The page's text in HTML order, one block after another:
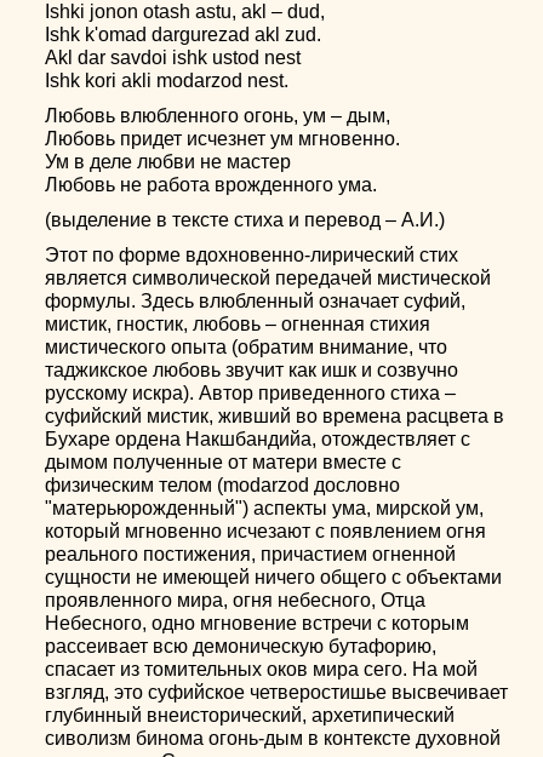
Ishki jonon otash astu, akl – dud,
Ishk k'omad dargurezad akl zud.
Akl dar savdoi ishk ustod nest
Ishk kori akli modarzod nest.
Любовь влюбленного огонь, ум – дым,
Любовь придет исчезнет ум мгновенно.
Ум в деле любви не мастер
Любовь не работа врожденного ума.
(выделение в тексте стиха и перевод – А.И.)
Этот по форме вдохновенно-лирический стих
является символической передачей мистической
формулы. Здесь влюбленный означает суфий,
мистик, гностик, любовь – огненная стихия
мистического опыта (обратим внимание, что
таджикское любовь звучит как ишк и созвучно
русскому искра). Автор приведенного стиха –
суфийский мистик, живший во времена расцвета в
Бухаре ордена Накшбандийа, отождествляет с
дымом полученные от матери вместе с
физическим телом (modarzod дословно
"матерьюрожденный") аспекты ума, мирской ум,
который мгновенно исчезают с появлением огня
реального постижения, причастием огненной
сущности не имеющей ничего общего с объектами
проявленного мира, огня небесного, Отца
Небесного, одно мгновение встречи с которым
рассеивает всю демоническую бутафорию,
спасает из томительных оков мира сего. На мой
взгляд, это суфийское четверостишье высвечивает
глубинный внеисторический, архетипический
сиволизм бинома огонь-дым в контексте духовной